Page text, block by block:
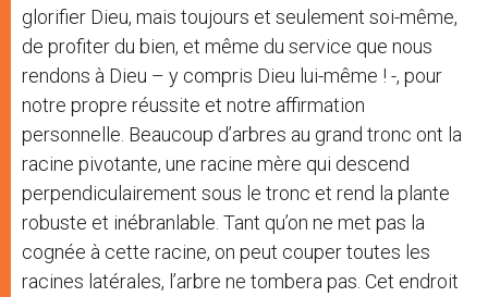
glorifier Dieu, mais toujours et seulement soi-même,
de profiter du bien, et même du service que nous
rendons à Dieu – y compris Dieu lui-même ! -, pour
notre propre réussite et notre affirmation
personnelle. Beaucoup d’arbres au grand tronc ont la
racine pivotante, une racine mère qui descend
perpendiculairement sous le tronc et rend la plante
robuste et inébranlable. Tant qu’on ne met pas la
cognée à cette racine, on peut couper toutes les
racines latérales, l’arbre ne tombera pas. Cet endroit